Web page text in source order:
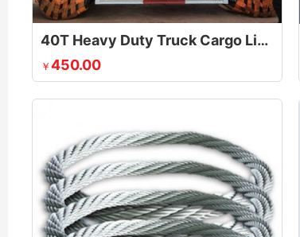
40T Heavy Duty Truck Cargo Lifting Net
￥ 450.00